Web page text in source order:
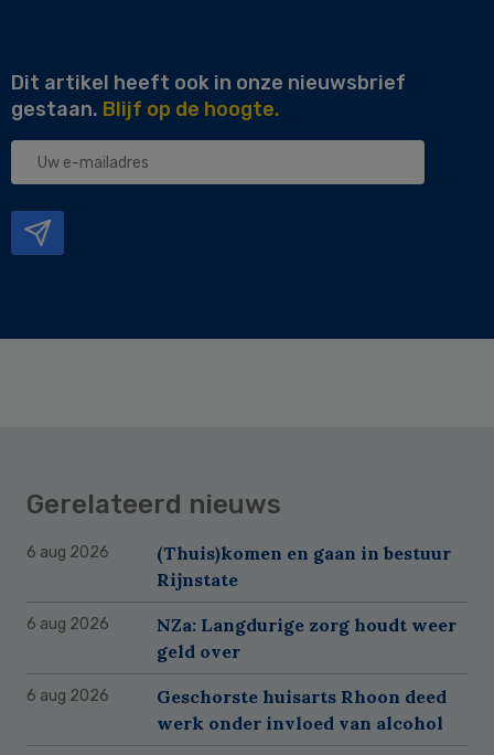
Dit artikel heeft ook in onze nieuwsbrief
gestaan. Blijf op de hoogte.
Uw
Gerelateerd nieuws
6 aug 2026
(Thuis)komen en gaan in bestuur
Rijnstate
6 aug 2026
NZa: Langdurige zorg houdt weer
geld over
6 aug 2026
Geschorste huisarts Rhoon deed
werk onder invloed van alcohol